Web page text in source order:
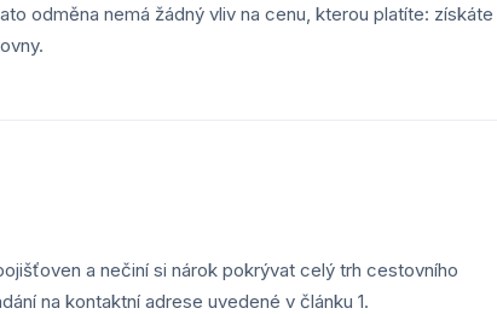
odměna nemá žádný vliv na cenu, kterou platíte: získáte
a nečiní si nárok pokrývat celý trh cestovního
na kontaktní adrese uvedené v článku 1.